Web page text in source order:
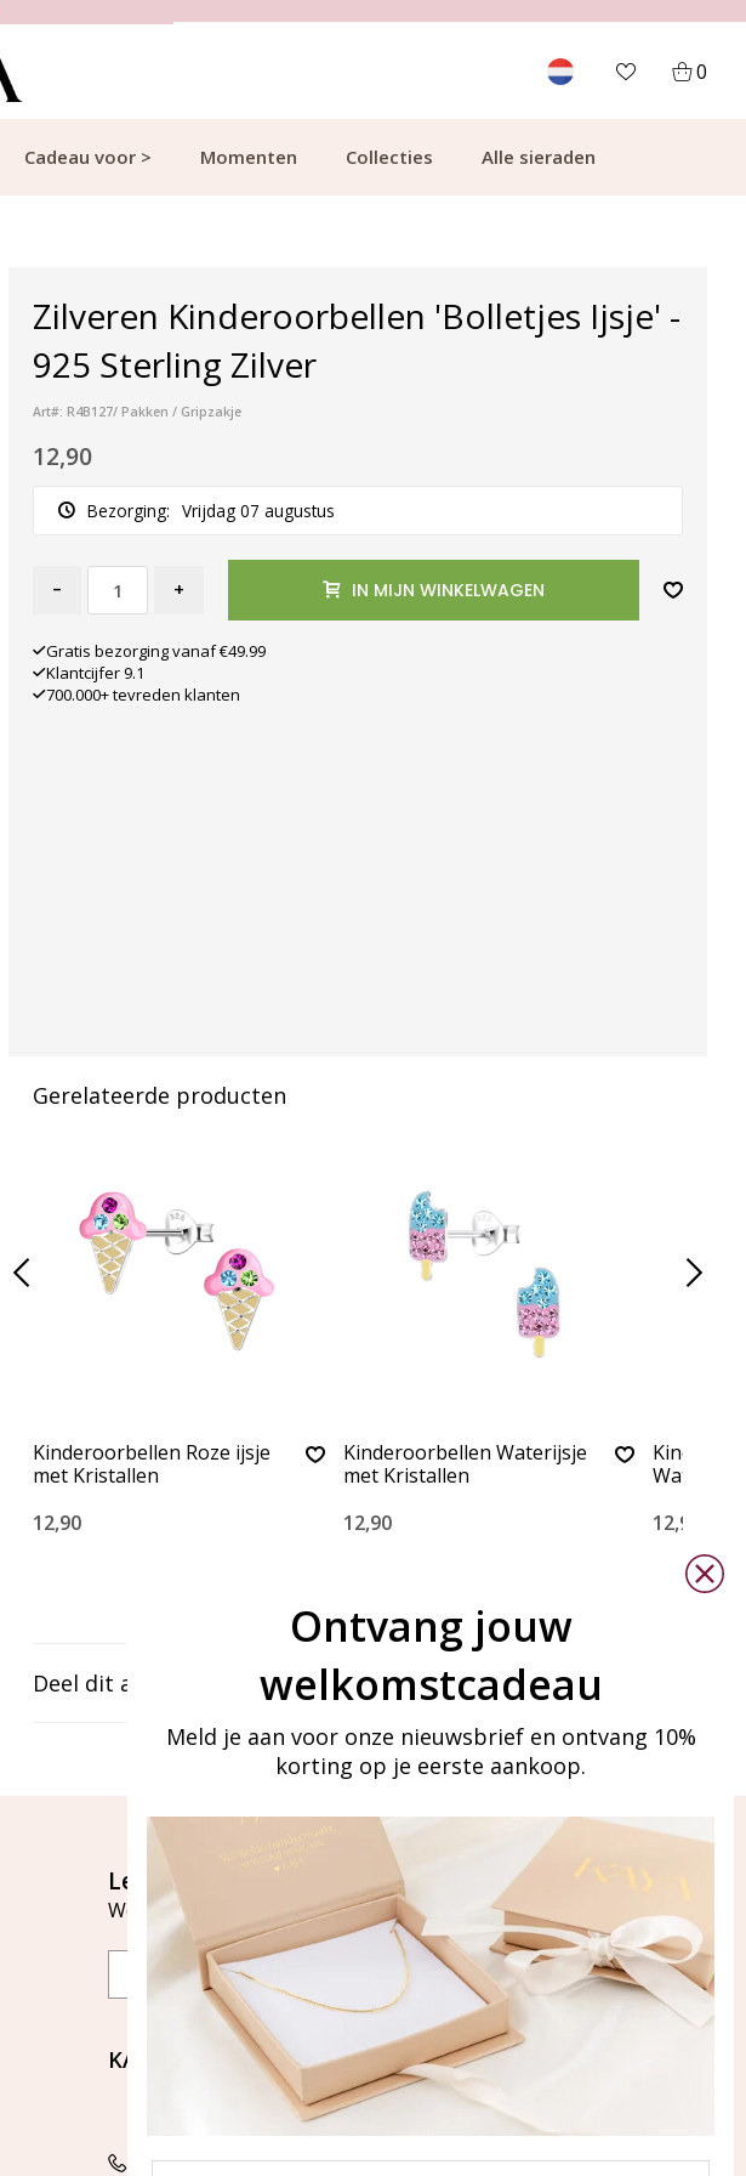
0
Cadeau voor > Momenten Collecties Alle sieraden
Zilveren Kinderoorbellen 'Bolletjes Ijsje' -
925 Sterling Zilver
Art#: R4B127/ Pakken / Gripzakje
12,90
Bezorging: Vrijdag 07 augustus
- + IN MIJN WINKELWAGEN
Gratis bezorging vanaf €49.99
Klantcijfer 9.1
700.000+ tevreden klanten
Gerelateerde producten
Kinderoorbellen Roze ijsje
met Kristallen
12,90
Kinderoorbellen Waterijsje
met Kristallen
12,90
12,90
Deel dit artikel
Let's stay in touch
Word lid van onze mailinglijst
KAYA Sieraden
Bellen of WhatsApp Ma-Vr
tussen 09:00-17:00
Tel: 085 000 31 87
Ontvang jouw
welkomstcadeau
Meld je aan voor onze nieuwsbrief en ontvang 10%
korting op je eerste aankoop.